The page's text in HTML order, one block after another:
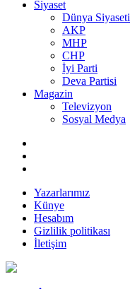
Siyaset
Dünya Siyaseti
AKP
MHP
CHP
İyi Parti
Deva Partisi
Magazin
Televizyon
Sosyal Medya
Yazarlarımız
Künye
Hesabım
Gizlilik politikası
İletişim